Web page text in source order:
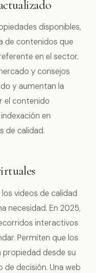
disponibles,
de contenidos que
en el sector.
y consejos
y aumentan la
el contenido
en
de calidad.
videos de calidad
necesidad. En 2025,
interactivos
Permiten que los
desde su
de decisión. Una web